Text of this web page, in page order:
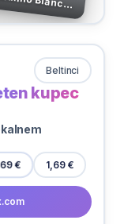
168 g
Beltinci
kupec
€ 1,69 €